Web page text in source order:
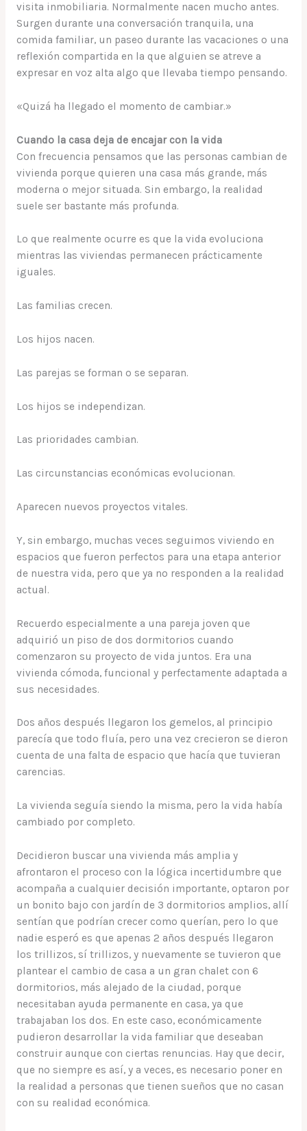
visita inmobiliaria. Normalmente nacen mucho antes.
Surgen durante una conversación tranquila, una
comida familiar, un paseo durante las vacaciones o una
reflexión compartida en la que alguien se atreve a
expresar en voz alta algo que llevaba tiempo pensando.
«Quizá ha llegado el momento de cambiar.»
Cuando la casa deja de encajar con la vida
Con frecuencia pensamos que las personas cambian de
vivienda porque quieren una casa más grande, más
moderna o mejor situada. Sin embargo, la realidad
suele ser bastante más profunda.
Lo que realmente ocurre es que la vida evoluciona
mientras las viviendas permanecen prácticamente
iguales.
Las familias crecen.
Los hijos nacen.
Las parejas se forman o se separan.
Los hijos se independizan.
Las prioridades cambian.
Las circunstancias económicas evolucionan.
Aparecen nuevos proyectos vitales.
Y, sin embargo, muchas veces seguimos viviendo en
espacios que fueron perfectos para una etapa anterior
de nuestra vida, pero que ya no responden a la realidad
actual.
Recuerdo especialmente a una pareja joven que
adquirió un piso de dos dormitorios cuando
comenzaron su proyecto de vida juntos. Era una
vivienda cómoda, funcional y perfectamente adaptada a
sus necesidades.
Dos años después llegaron los gemelos, al principio
parecía que todo fluía, pero una vez crecieron se dieron
cuenta de una falta de espacio que hacía que tuvieran
carencias.
La vivienda seguía siendo la misma, pero la vida había
cambiado por completo.
Decidieron buscar una vivienda más amplia y
afrontaron el proceso con la lógica incertidumbre que
acompaña a cualquier decisión importante, optaron por
un bonito bajo con jardín de 3 dormitorios amplios, allí
sentían que podrían crecer como querían, pero lo que
nadie esperó es que apenas 2 años después llegaron
los trillizos, sí trillizos, y nuevamente se tuvieron que
plantear el cambio de casa a un gran chalet con 6
dormitorios, más alejado de la ciudad, porque
necesitaban ayuda permanente en casa, ya que
trabajaban los dos. En este caso, económicamente
pudieron desarrollar la vida familiar que deseaban
construir aunque con ciertas renuncias. Hay que decir,
que no siempre es así, y a veces, es necesario poner en
la realidad a personas que tienen sueños que no casan
con su realidad económica.